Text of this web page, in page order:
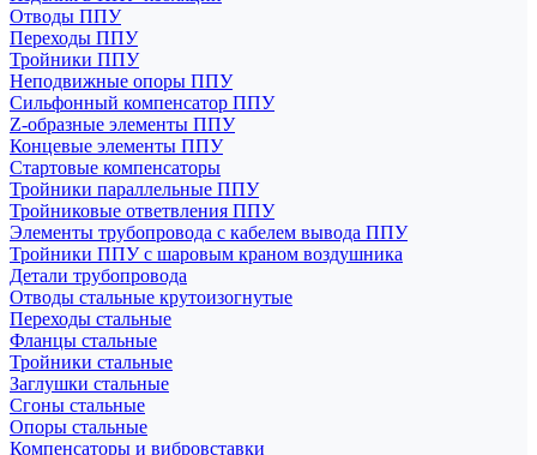
Отводы ППУ
Переходы ППУ
Тройники ППУ
Неподвижные опоры ППУ
Cильфонный компенсатор ППУ
Z-образные элементы ППУ
Концевые элементы ППУ
Стартовые компенсаторы
Тройники параллельные ППУ
Тройниковые ответвления ППУ
Элементы трубопровода с кабелем вывода ППУ
Тройники ППУ с шаровым краном воздушника
Детали трубопровода
Отводы стальные крутоизогнутые
Переходы стальные
Фланцы стальные
Тройники стальные
Заглушки стальные
Сгоны стальные
Опоры стальные
Компенсаторы и вибровставки